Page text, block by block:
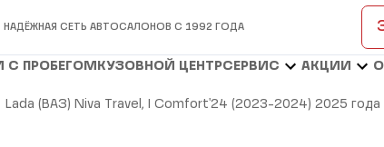
НАДЁЖНАЯ СЕТЬ АВТОСАЛОНОВ С 1992 ГОДА
ПРОБЕГОМ КУЗОВНОЙ ЦЕНТРСЕРВИС АКЦИИ
Lada (ВАЗ) Niva Travel, I Comfort'24 (2023-2024) 2025 года